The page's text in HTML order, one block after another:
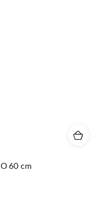
60 cm